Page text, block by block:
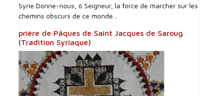
Syrie Donne-nous, ô Seigneur, la force de marcher sur les
chemins obscurs de ce monde...
prière de Pâques de Saint Jacques de Saroug
(Tradition Syriaque)